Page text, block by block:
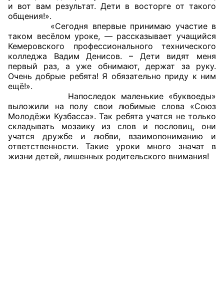
Порядок работы ЦОН
Аппарат ОП КО
УСТАВ ГКУ “АППАРАТ ОП КО”
Доходы руководителя за 2024 г.
и вот вам результат. Дети в восторге от такого
общения!».
«Сегодня впервые принимаю участие в
таком весёлом уроке, — рассказывает учащийся
Кемеровского профессионального технического
колледжа Вадим Денисов. – Дети видят меня
первый раз, а уже обнимают, держат за руку.
Очень добрые ребята! Я обязательно приду к ним
ещё!».
Напоследок маленькие «буквоеды»
выложили на полу свои любимые слова «Союз
Молодёжи Кузбасса». Так ребята учатся не только
складывать мозаику из слов и пословиц, они
учатся дружбе и любви, взаимопониманию и
ответственности. Такие уроки много значат в
жизни детей, лишенных родительского внимания!